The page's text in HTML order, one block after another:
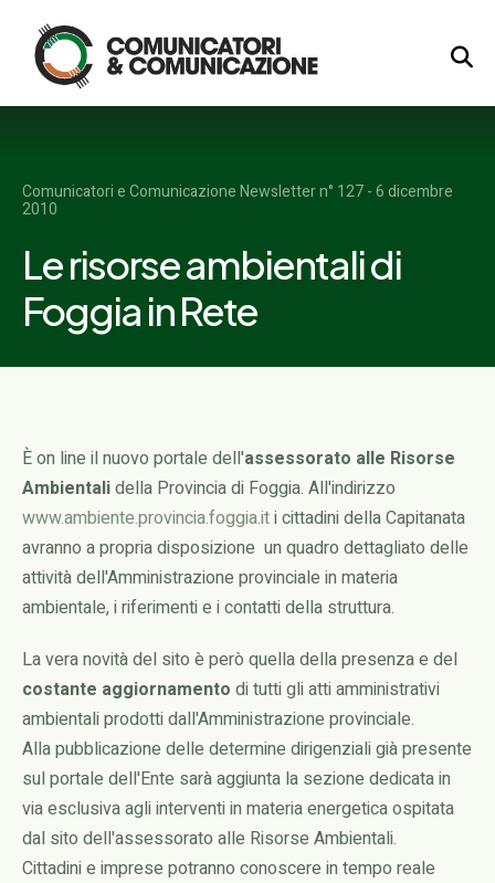
Logo
Comunicatori e Comunicazione Newsletter n° 127 - 6 dicembre
2010
Le risorse ambientali di
Foggia in Rete
È on line il nuovo portale dell'assessorato alle Risorse
Ambientalidella Provincia di Foggia. All'indirizzo
www.ambiente.provincia.foggia.iti cittadini della Capitanata
avranno a propria disposizione un quadro dettagliato delle
attività dell'Amministrazione provinciale in materia
ambientale, i riferimenti e i contatti della struttura.
La vera novità del sito è però quella della presenza e del
costante aggiornamento di tutti gli atti amministrativi
ambientali prodotti dall'Amministrazione provinciale.
Alla pubblicazione delle determine dirigenziali già presente
sul portale dell'Ente sarà aggiunta la sezione dedicata in
via esclusiva agli interventi in materia energetica ospitata
dal sito dell'assessorato alle Risorse Ambientali.
Cittadini e imprese potranno conoscere in tempo reale